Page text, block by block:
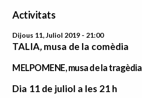
Activitats
Dijous 11, Juliol 2019 - 21:00
TALIA, musa de la comèdia
MELPOMENE, musa de la tragèdia
Dia 11 de juliol a les 21 h